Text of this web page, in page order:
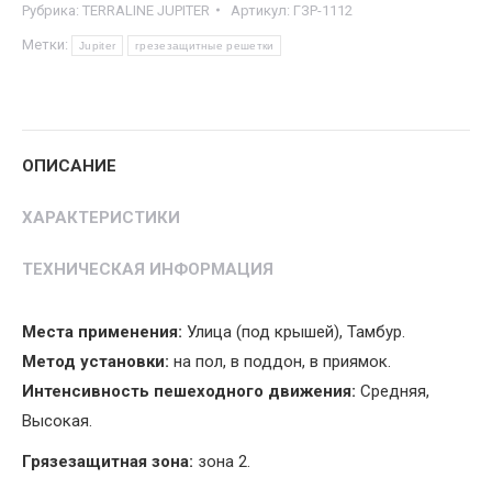
Ворс
+
1,2*21
Рубрика: TERRALINE JUPITER Артикул: ГЗР-1112
Метки: Jupiter грезезащитные решетки
ОПИСАНИЕ
ХАРАКТЕРИСТИКИ
ТЕХНИЧЕСКАЯ ИНФОРМАЦИЯ
Места применения: Улица (под крышей), Тамбур.
Метод установки: на пол, в поддон, в приямок.
Интенсивность пешеходного движения: Средняя,
Высокая.
Грязезащитная зона: зона 2.